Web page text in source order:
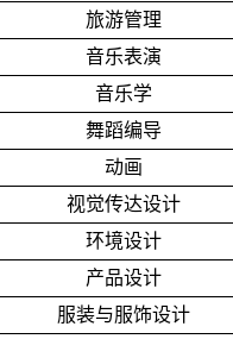
旅游管理
音乐表演
音乐学
舞蹈编导
动画
视觉传达设计
环境设计
产品设计
服装与服饰设计